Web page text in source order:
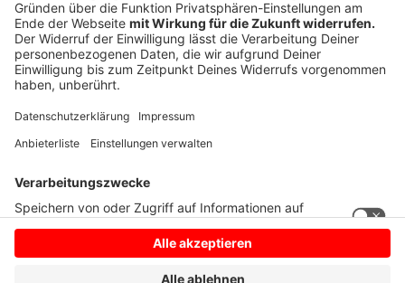
alternative Routen wählen.
Anzeige
Anzeige